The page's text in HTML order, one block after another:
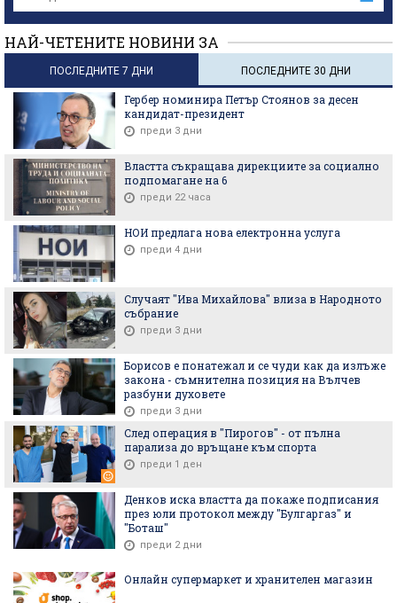
НАЙ-ЧЕТЕНИТЕ НОВИНИ ЗА
ПОСЛЕДНИТЕ 7 ДНИ ПОСЛЕДНИТЕ 30 ДНИ
Гербер номинира Петър Стоянов за десен
кандидат-президент
преди 3 дни
Властта съкращава дирекциите за социално
подпомагане на 6
преди 22 часа
НОИ предлага нова електронна услуга
преди 4 дни
Случаят "Ива Михайлова" влиза в Народното
събрание
преди 3 дни
Борисов е понатежал и се чуди как да излъже
закона - съмнителна позиция на Вълчев
разбуни духовете
преди 3 дни
След операция в "Пирогов" - от пълна
парализа до връщане към спорта
преди 1 ден
Денков иска властта да покаже подписания
през юли протокол между "Булгаргаз" и
"Боташ"
преди 2 дни
Онлайн супермаркет и хранителен магазин